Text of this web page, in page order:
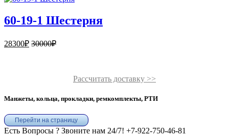
60-19-1 Шестерня
28300₽ 30000₽
Рассчитать доставку >>
Манжеты, кольца, прокладки, ремкомплекты, РТИ
Перейти на страницу
Есть Вопросы ? Звоните нам 24/7! +7-922-750-46-81